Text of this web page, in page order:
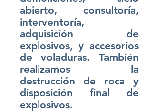
abierto, consultoría,
interventoría,
adquisición de
explosivos, y accesorios
de voladuras. También
realizamos la
destrucción de roca y
disposición final de
explosivos.